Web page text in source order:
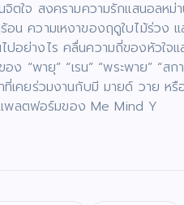
ตใจ สงครามความรักแสนอลหม่
ความเหงาของฤดูใบไม้ร่วง แ
อย่างไร คลื่นความถี่ของหัวใจ
“พายุ” “เรน” “พระพาย” “สก
เคยร่วมงานกับมี มายด์ วาย ห
แพลตฟอร์มของ Me Mind Y